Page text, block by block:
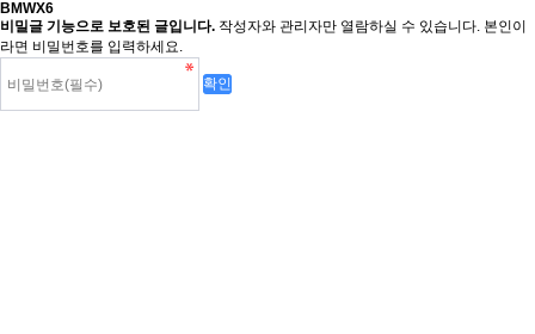
BMWX6
비밀글 기능으로 보호된 글입니다. 작성자와 관리자만 열람하실 수 있습니다. 본인이
라면 비밀번호를 입력하세요.